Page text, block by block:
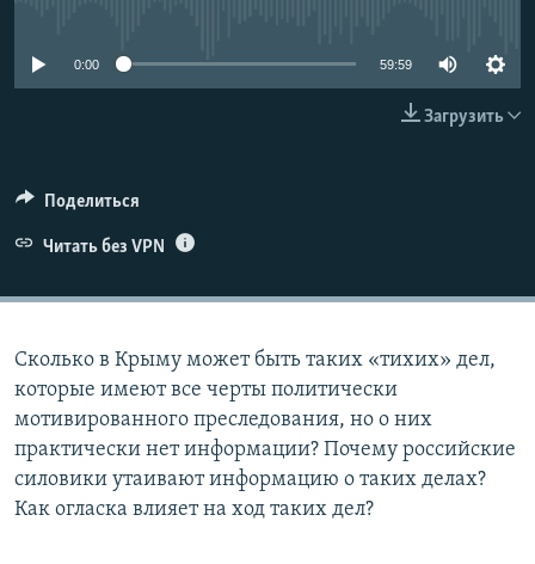
КРЫМ.НЕПОКОРЕННЫЙ
0:00 59:59
Загрузить
Поделиться
Читать без VPN
Сколько в Крыму может быть таких «тихих» дел,
которые имеют все черты политически
мотивированного преследования, но о них
практически нет информации? Почему российские
силовики утаивают информацию о таких делах?
Как огласка влияет на ход таких дел?